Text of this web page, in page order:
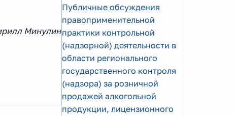
Минулин
Публичные обсуждения
правоприменительной
практики контрольной
(надзорной) деятельности в
области регионального
государственного контроля
(надзора) за розничной
продажей алкогольной
продукции, лицензионного